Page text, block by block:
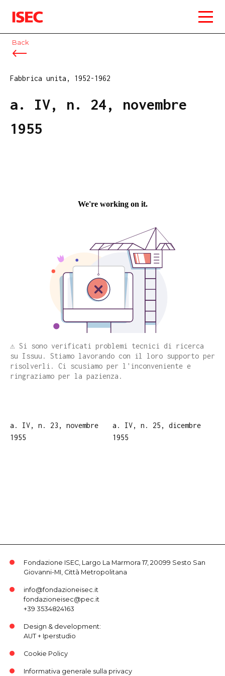
ISEC
Back
Fabbrica unita, 1952-1962
a. IV, n. 24, novembre
1955
⚠️ Si sono verificati problemi tecnici di ricerca
su Issuu. Stiamo lavorando con il loro supporto per
risolverli. Ci scusiamo per l'inconveniente e
ringraziamo per la pazienza.
a. IV, n. 23, novembre
1955
a. IV, n. 25, dicembre
1955
Fondazione ISEC, Largo La Marmora 17, 20099 Sesto San
Giovanni-MI, Città Metropolitana
info@fondazioneisec.it
fondazioneisec@pec.it
+39 3534824163
Design & development:
AUT+ Iperstudio
Cookie Policy
Informativa generale sulla privacy